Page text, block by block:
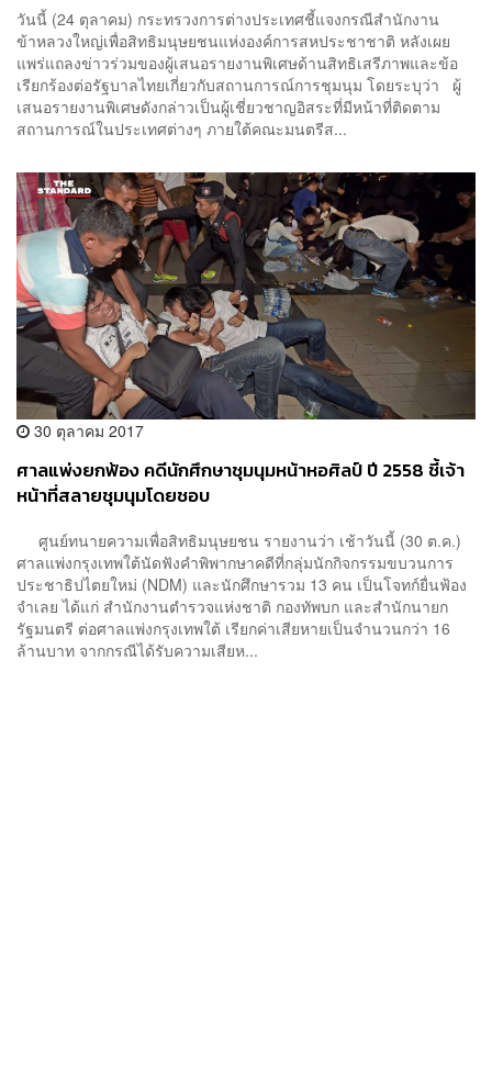
วันนี้ (24 ตุลาคม) กระทรวงการต่างประเทศชี้แจงกรณีสำนักงาน
ข้าหลวงใหญ่เพื่อสิทธิมนุษยชนแห่งองค์การสหประชาชาติ หลังเผย
แพร่แถลงข่าวร่วมของผู้เสนอรายงานพิเศษด้านสิทธิเสรีภาพและข้อ
เรียกร้องต่อรัฐบาลไทยเกี่ยวกับสถานการณ์การชุมนุม โดยระบุว่า ผู้
เสนอรายงานพิเศษดังกล่าวเป็นผู้เชี่ยวชาญอิสระที่มีหน้าที่ติดตาม
สถานการณ์ในประเทศต่างๆ ภายใต้คณะมนตรีส...
30 ตุลาคม 2017
ศาลแพ่งยกฟ้อง คดีนักศึกษาชุมนุมหน้าหอศิลป์ ปี 2558 ชี้เจ้า
หน้าที่สลายชุมนุมโดยชอบ
ศูนย์ทนายความเพื่อสิทธิมนุษยชน รายงานว่า เช้าวันนี้ (30 ต.ค.)
ศาลแพ่งกรุงเทพใต้นัดฟังคำพิพากษาคดีที่กลุ่มนักกิจกรรมขบวนการ
ประชาธิปไตยใหม่ (NDM) และนักศึกษารวม 13 คน เป็นโจทก์ยื่นฟ้อง
จำเลย ได้แก่ สำนักงานตำรวจแห่งชาติ กองทัพบก และสำนักนายก
รัฐมนตรี ต่อศาลแพ่งกรุงเทพใต้ เรียกค่าเสียหายเป็นจำนวนกว่า 16
ล้านบาท จากกรณีได้รับความเสียห...